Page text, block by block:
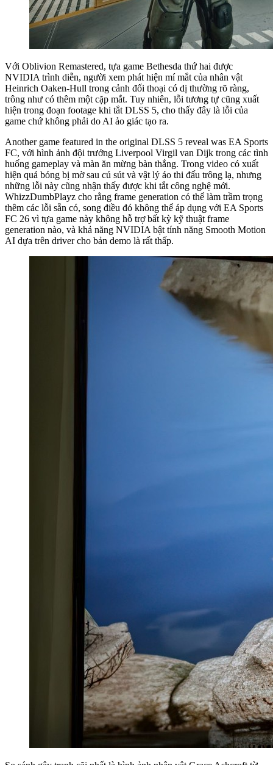
Với Oblivion Remastered, tựa game Bethesda thứ hai được
NVIDIA trình diễn, người xem phát hiện mí mắt của nhân vật
Heinrich Oaken-Hull trong cảnh đối thoại có dị thường rõ ràng,
trông như có thêm một cặp mắt. Tuy nhiên, lỗi tương tự cũng xuất
hiện trong đoạn footage khi tắt DLSS 5, cho thấy đây là lỗi của
game chứ không phải do AI ảo giác tạo ra.
Another game featured in the original DLSS 5 reveal was EA Sports
FC, với hình ảnh đội trưởng Liverpool Virgil van Dijk trong các tình
huống gameplay và màn ăn mừng bàn thắng. Trong video có xuất
hiện quả bóng bị mờ sau cú sút và vật lý áo thi đấu trông lạ, nhưng
những lỗi này cũng nhận thấy được khi tắt công nghệ mới.
WhizzDumbPlayz cho rằng frame generation có thể làm trầm trọng
thêm các lỗi sẵn có, song điều đó không thể áp dụng với EA Sports
FC 26 vì tựa game này không hỗ trợ bất kỳ kỹ thuật frame
generation nào, và khả năng NVIDIA bật tính năng Smooth Motion
AI dựa trên driver cho bản demo là rất thấp.